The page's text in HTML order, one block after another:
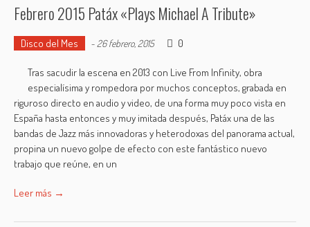
Febrero 2015 Patáx «Plays Michael A Tribute»
Disco del Mes - 26 febrero, 2015 0
Tras sacudir la escena en 2013 con Live From Infinity, obra
especialísima y rompedora por muchos conceptos, grabada en
riguroso directo en audio y video, de una forma muy poco vista en
España hasta entonces y muy imitada después, Patáx una de las
bandas de Jazz más innovadoras y heterodoxas del panorama actual,
propina un nuevo golpe de efecto con este fantástico nuevo
trabajo que reúne, en un
Leer más →